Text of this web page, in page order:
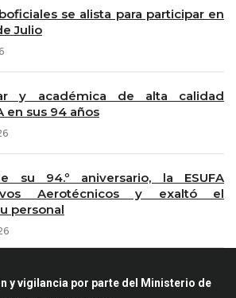
se alista para participar en
Julio
y académica de alta calidad
en sus 94 años
su 94.º aniversario, la ESUFA
Aerotécnicos y exaltó el
personal
y vigilancia por parte del Ministerio de